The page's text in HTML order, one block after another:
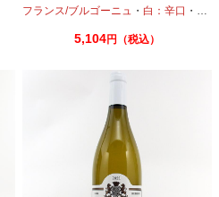
フランス/ブルゴーニュ ・ 白：辛口 ・ シ
5,104円（税込）